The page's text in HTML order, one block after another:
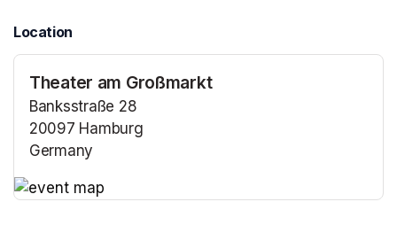
Location
Theater am Großmarkt
Banksstraße 28
20097 Hamburg
Germany